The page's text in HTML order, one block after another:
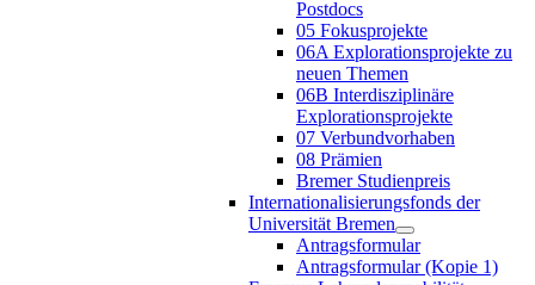
Postdocs
05 Fokusprojekte
06A Explorationsprojekte zu
neuen Themen
06B Interdisziplinäre
Explorationsprojekte
07 Verbundvorhaben
08 Prämien
Bremer Studienpreis
Internationalisierungsfonds der
Universität Bremen
Antragsformular
Antragsformular (Kopie 1)